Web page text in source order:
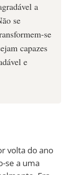
a
se
se
capazes
e
volta do ano
se a uma